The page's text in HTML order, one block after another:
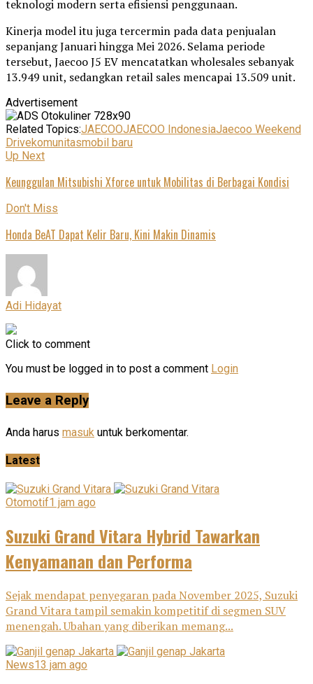
teknologi modern serta efisiensi penggunaan.
Kinerja model itu juga tercermin pada data penjualan
sepanjang Januari hingga Mei 2026. Selama periode
tersebut, Jaecoo J5 EV mencatatkan wholesales sebanyak
13.949 unit, sedangkan retail sales mencapai 13.509 unit.
Advertisement
Related Topics:JAECOOJAECOO IndonesiaJaecoo Weekend
Drivekomunitasmobil baru
Up Next
Keunggulan Mitsubishi Xforce untuk Mobilitas di Berbagai Kondisi
Don't Miss
Honda BeAT Dapat Kelir Baru, Kini Makin Dinamis
Adi Hidayat
Click to comment
You must be logged in to post a comment Login
Leave a Reply
Anda harus masuk untuk berkomentar.
Latest
Otomotif1 jam ago
Suzuki Grand Vitara Hybrid Tawarkan
Kenyamanan dan Performa
Sejak mendapat penyegaran pada November 2025, Suzuki
Grand Vitara tampil semakin kompetitif di segmen SUV
menengah. Ubahan yang diberikan memang...
News13 jam ago